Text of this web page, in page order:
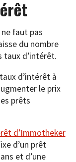
ne faut pas
du nombre
taux d’intérêt.
d’intérêt à
le prix
prêts
d’Immotheker
d’un prêt
et d’une